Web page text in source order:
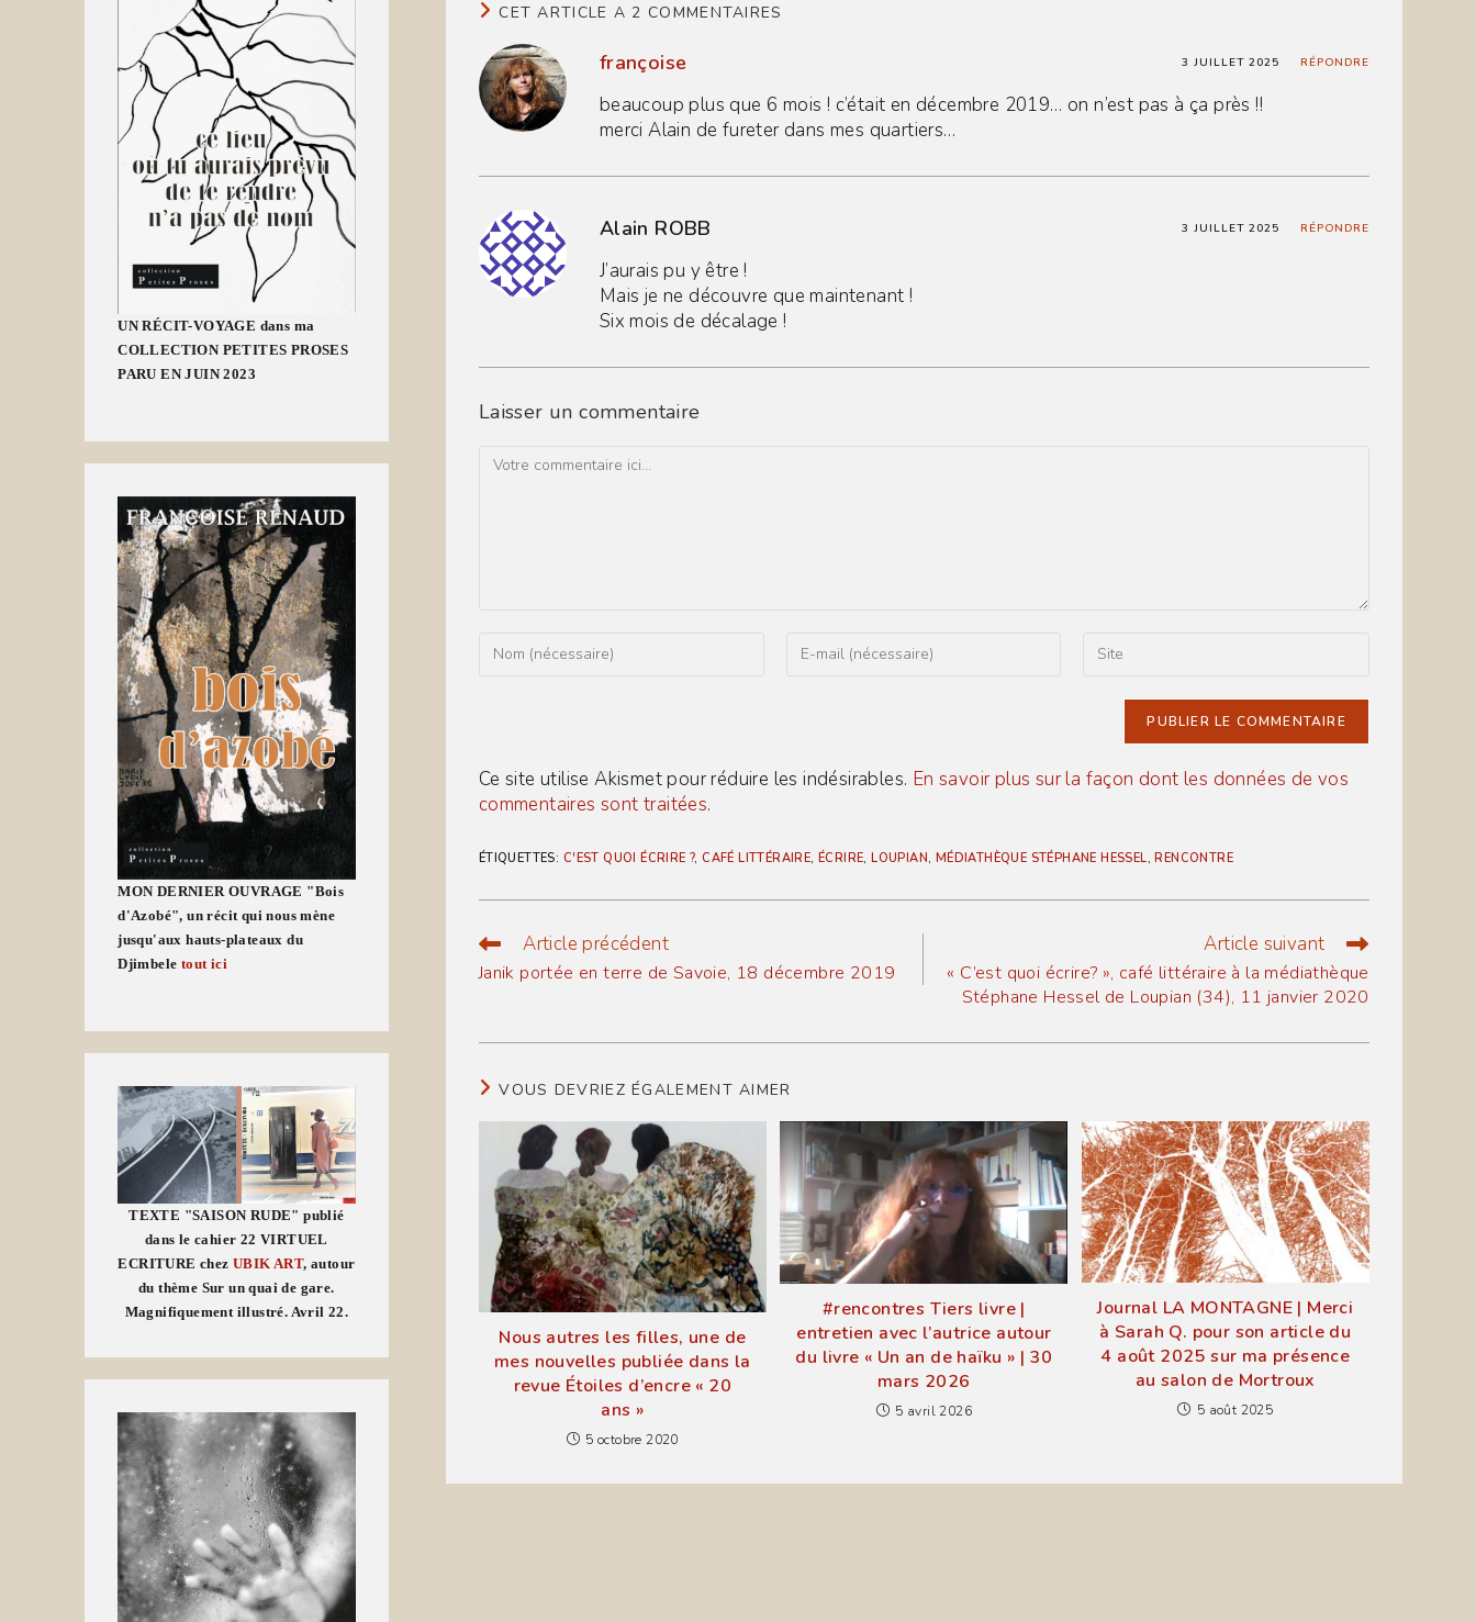
CET ARTICLE A 2 COMMENTAIRES
françoise 3 JUILLET 2025 RÉPONDRE
beaucoup plus que 6 mois ! c’était en décembre 2019… on n’est pas à ça près !!
merci Alain de fureter dans mes quartiers…
Alain ROBB 3 JUILLET 2025 RÉPONDRE
J’aurais pu y être !
Mais je ne découvre que maintenant !
Six mois de décalage !
Laisser un commentaire
Comment
your
comment
your
l’URL
(facultatif)
Ce site utilise Akismet pour réduire les indésirables. En savoir plus sur la façon dont les données de vos
commentaires sont traitées.
ÉTIQUETTES: C'EST QUOI ÉCRIRE ?, CAFÉ LITTÉRAIRE, ÉCRIRE, LOUPIAN, MÉDIATHÈQUE STÉPHANE HESSEL, RENCONTRE
Read
more
articles
Article précédent
Janik portée en terre de Savoie, 18 décembre 2019
Article suivant
« C’est quoi écrire? », café littéraire à la médiathèque
Stéphane Hessel de Loupian (34), 11 janvier 2020
VOUS DEVRIEZ ÉGALEMENT AIMER
Nous autres les filles, une de
mes nouvelles publiée dans la
revue Étoiles d’encre « 20
ans »
5 octobre 2020
#rencontres Tiers livre |
entretien avec l’autrice autour
du livre « Un an de haïku » | 30
mars 2026
5 avril 2026
Journal LA MONTAGNE | Merci
à Sarah Q. pour son article du
4 août 2025 sur ma présence
au salon de Mortroux
5 août 2025
UN RÉCIT-VOYAGE dans ma
COLLECTION PETITES PROSES
PARU EN JUIN 2023
MON DERNIER OUVRAGE "Bois
d'Azobé", un récit qui nous mène
jusqu'aux hauts-plateaux du
Djimbele tout ici
TEXTE "SAISON RUDE" publié
dans le cahier 22 VIRTUEL
ECRITURE chez UBIK ART, autour
du thème Sur un quai de gare.
Magnifiquement illustré. Avril 22.